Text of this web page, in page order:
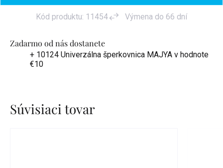
Zadarmo od nás dostanete
+ 10124 Univerzálna šperkovnica MAJYA v hodnote
€10
Kód produktu: 11454 Výmena do 66 dní
Súvisiaci tovar